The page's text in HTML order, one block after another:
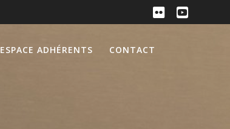
ESPACE ADHÉRENTS CONTACT